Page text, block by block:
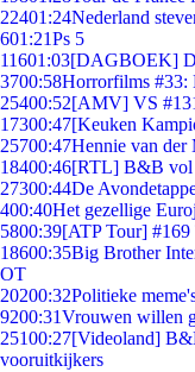
22401:24Nederland
601:21Ps 5
11601:03[DAGBOEK]
3700:58Horrorfilms #33:
25400:52[AMV] VS
17300:47[Keuken
25700:47Hennie van der
18400:46[RTL] B&B vol
27300:44De
400:40Het gezellige
5800:39[ATP Tour]
18600:35Big Brother
OT
20200:32Politieke
9200:31Vrouwen willen
25100:27[Videoland]
vooruitkijkers